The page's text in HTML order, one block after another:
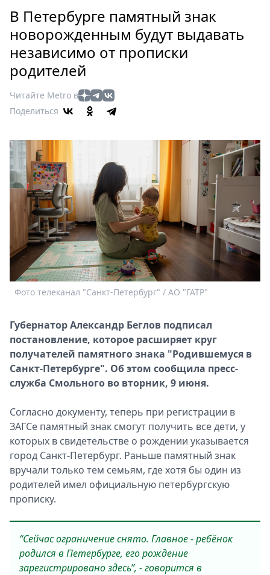
Россия
Мир
Здоровье
Еда
Мода
Театр
Афиша
Книги
Выставки
Пресс-
релизы
О
Metro
Стримы
Спецпроекты
Звезды
2026
Скачай
Metro
В Петербурге памятный знак
новорожденным будут выдавать
независимо от прописки
родителей
Читайте Metro в
Поделиться
Фото телеканал "Санкт-Петербург" / АО "ГАТР"
Губернатор Александр Беглов подписал
постановление, которое расширяет круг
получателей памятного знака "Родившемуся в
Санкт-Петербурге". Об этом сообщила пресс-
служба Смольного во вторник, 9 июня.
Согласно документу, теперь при регистрации в
ЗАГСе памятный знак смогут получить все дети, у
которых в свидетельстве о рождении указывается
город Санкт-Петербург. Раньше памятный знак
вручали только тем семьям, где хотя бы один из
родителей имел официальную петербургскую
прописку.
“Сейчас ограничение снято. Главное - ребёнок
родился в Петербурге, его рождение
зарегистрировано здесь”, - говорится в